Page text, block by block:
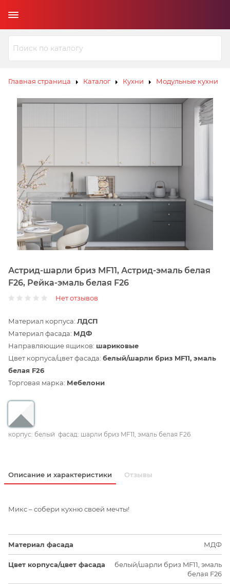
Главная страница Каталог Кухни Модульные кухни
Астрид-шарли бриз MF11, Астрид-эмаль белая
F26, Рейка-эмаль белая F26
Нет отзывов
Материал корпуса: ЛДСП
Материал фасада: МДФ
Направляющие ящиков: шариковые
Цвет корпуса/цвет фасада: белый/шарли бриз MF11, эмаль
белая F26
Торговая марка: Мебелони
корпус: белый фасад: шарли бриз MF11, эмаль белая F26
Описание и характеристики Отзывы
Микс – собери кухню своей мечты!
Материал фасада МДФ
Цвет корпуса/цвет фасада
белый/шарли бриз MF11, эмаль
белая F26